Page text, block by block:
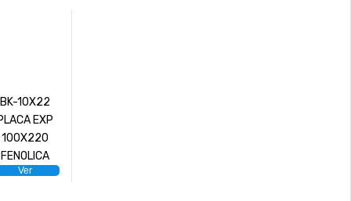
BK-10X22
EXP
100X220
FENOLICA
Ver